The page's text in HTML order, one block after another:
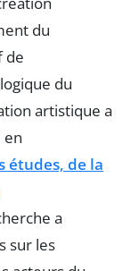
du
de
du
artistique a
en
études, de la
a
sur les